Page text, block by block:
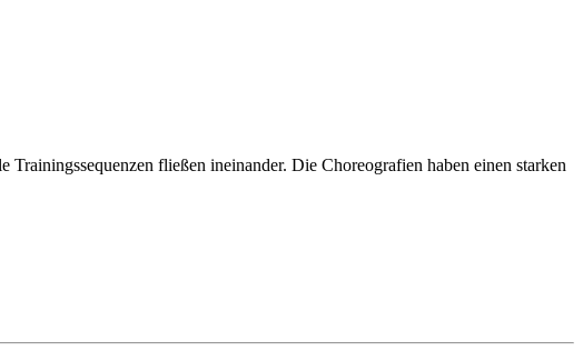
fließen ineinander. Die Choreografien haben einen starken